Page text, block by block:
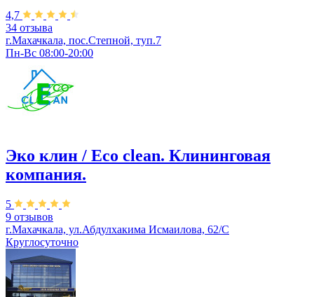
4,7
34 отзыва
г.Махачкала, пос.Степной, туп.7
Пн-Вс 08:00-20:00
Эко клин / Eco clean. Клининговая
компания.
5
9 отзывов
г.Махачкала, ул.Абдулхакима Исмаилова, 62/С
Круглосуточно